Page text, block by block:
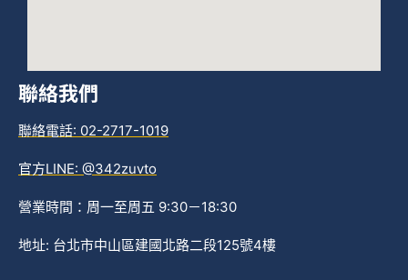
聯絡我們
聯絡電話: 02-2717-1019
官方LINE: @342zuvto
營業時間：周一至周五 9:30－18:30
地址: 台北市中山區建國北路二段125號4樓